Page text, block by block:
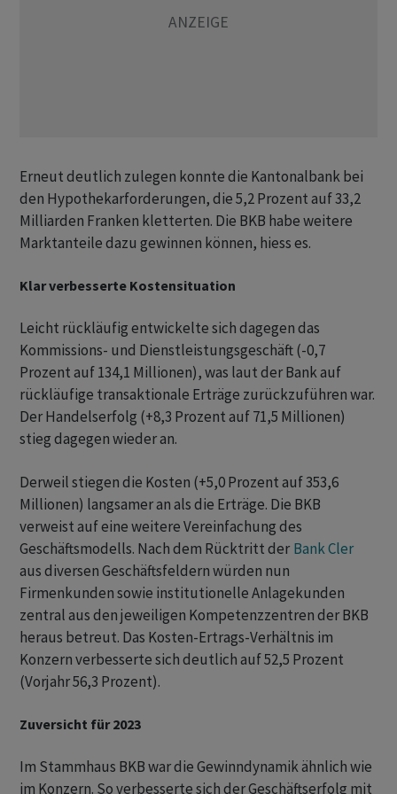
Erneut deutlich zulegen konnte die Kantonalbank bei
den Hypothekarforderungen, die 5,2 Prozent auf 33,2
Milliarden Franken kletterten. Die BKB habe weitere
Marktanteile dazu gewinnen können, hiess es.
Klar verbesserte Kostensituation
Leicht rückläufig entwickelte sich dagegen das
Kommissions- und Dienstleistungsgeschäft (-0,7
Prozent auf 134,1 Millionen), was laut der Bank auf
rückläufige transaktionale Erträge zurückzuführen war.
Der Handelserfolg (+8,3 Prozent auf 71,5 Millionen)
stieg dagegen wieder an.
Derweil stiegen die Kosten (+5,0 Prozent auf 353,6
Millionen) langsamer an als die Erträge. Die BKB
verweist auf eine weitere Vereinfachung des
Geschäftsmodells. Nach dem Rücktritt der Bank Cler
aus diversen Geschäftsfeldern würden nun
Firmenkunden sowie institutionelle Anlagekunden
zentral aus den jeweiligen Kompetenzzentren der BKB
heraus betreut. Das Kosten-Ertrags-Verhältnis im
Konzern verbesserte sich deutlich auf 52,5 Prozent
(Vorjahr 56,3 Prozent).
Zuversicht für 2023
Im Stammhaus BKB war die Gewinndynamik ähnlich wie
im Konzern. So verbesserte sich der Geschäftserfolg mit